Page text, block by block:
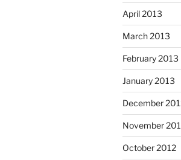
April 2013
March 2013
February 2013
January 2013
December
November
October 2012